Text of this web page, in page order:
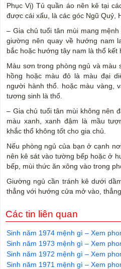
Phục Vị) Tủ quần áo nên kê tại
được cái xấu, là các góc Ngũ Quỷ,
– Gia chủ tuổi tân mùi mang
giường nên quay về hướng nam
bắc hoặc hướng tây nam là thổ kết
Màu sơn trong phòng ngủ và màu
hồng hoặc màu đỏ là màu đại
người hành thổ. hoặc màu vàng,
tương sinh là thổ.
– Gia chủ tuổi tân mùi không nên
màu xanh, xanh đậm là mầu
khắc thổ không tốt cho gia chủ.
Nếu phòng ngủ của bạn ở cạnh
nên kê sát vào tường bếp hoặc ở
bếp, mùi thức ăn xông vào trong
Giường ngủ cần tránh kê dưới
thẳng với hướng cửa mở vào,
Các tin liên quan
Sinh năm 1974 mệnh gì – Xem
Sinh năm 1973 mệnh gì – Xem
Sinh năm 1972 mệnh gì – Xem
Sinh năm 1971 mệnh gì – Xem